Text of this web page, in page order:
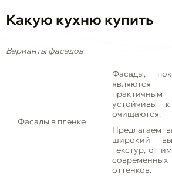
Какую кухню купить
Варианты фасадов
Фасады в пленке
Фасады,
являются
устойчивы
очищаются.
Предлагаем
широкий
текстур, от
оттенков.